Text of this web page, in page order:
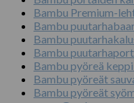
Bambu Premium-
Bambu
Bambu
Bambu
Bambu pyöreä
Bambu pyöreät
Bambu pyöreät